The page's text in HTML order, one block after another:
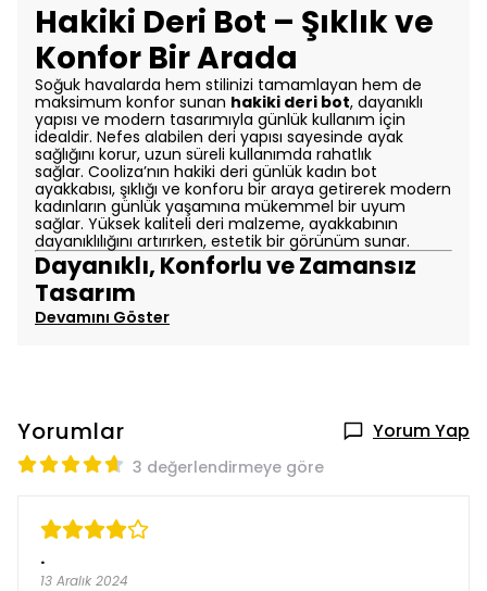
Hakiki Deri Bot – Şıklık ve
Konfor Bir Arada
Soğuk havalarda hem stilinizi tamamlayan hem de
maksimum konfor sunan hakiki deri bot, dayanıklı
yapısı ve modern tasarımıyla günlük kullanım için
idealdir. Nefes alabilen deri yapısı sayesinde ayak
sağlığını korur, uzun süreli kullanımda rahatlık
sağlar. Cooliza’nın hakiki deri günlük kadın bot
ayakkabısı, şıklığı ve konforu bir araya getirerek modern
kadınların günlük yaşamına mükemmel bir uyum
sağlar. Yüksek kaliteli deri malzeme, ayakkabının
dayanıklılığını artırırken, estetik bir görünüm sunar.
Dayanıklı, Konforlu ve Zamansız
Tasarım
Devamını Göster
Yorumlar Yorum Yap
3 değerlendirmeye göre
.
13 Aralık 2024